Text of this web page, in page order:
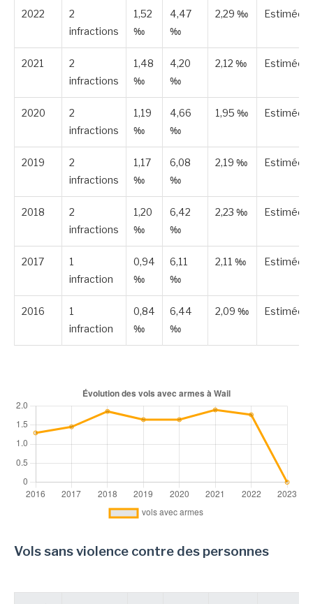
2022
2
infractions
1,52
‰
4,47
‰
2,29 ‰ Estimée
2021
2
infractions
1,48
‰
4,20
‰
2,12 ‰ Estimée
2020
2
infractions
1,19
‰
4,66
‰
1,95 ‰ Estimée
2019
2
infractions
1,17
‰
6,08
‰
2,19 ‰ Estimée
2018
2
infractions
1,20
‰
6,42
‰
2,23 ‰ Estimée
2017
1
infraction
0,94
‰
6,11
‰
2,11 ‰ Estimée
2016
1
infraction
0,84
‰
6,44
‰
2,09 ‰ Estimée
Vols sans violence contre des personnes